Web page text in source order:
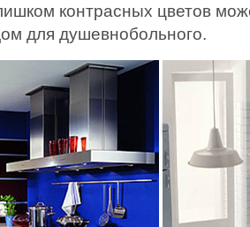
контрасных цветов
для душевнобольного.